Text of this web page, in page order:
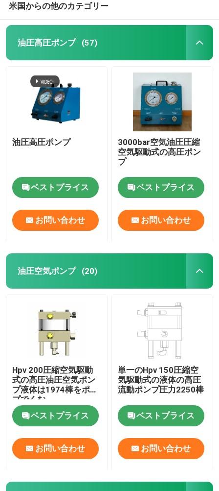
家へ
製品
米国からの他のカテゴリー
油圧高圧ポンプ (57)
油圧高圧ポンプ
ベストプライス
お問い合わせ
3000bar空気油圧圧縮
空気駆動式の高圧ポン
プ
ベストプライス
お問い合わせ
油圧空気ポンプ (20)
Hpv 200圧縮空気駆動
式の高圧油圧空気ポン
プ液体は1974棒をポン
プでくむ
ベストプライス
お問い合わせ
単一のHpv 150圧縮空
気駆動式の液体の高圧
流動ポンプ圧力2250棒
ベストプライス
お問い合わせ